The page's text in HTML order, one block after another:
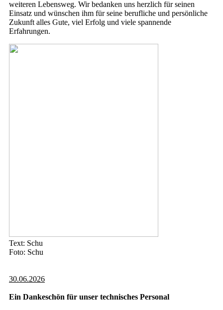
weiteren Lebensweg. Wir bedanken uns herzlich für seinen
Einsatz und wünschen ihm für seine berufliche und persönliche
Zukunft alles Gute, viel Erfolg und viele spannende
Erfahrungen.
Text: Schu
Foto: Schu
30.06.2026
Ein Dankeschön für unser technisches Personal